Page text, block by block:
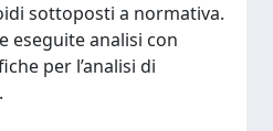
sottoposti a normativa.
eseguite analisi con
per l’analisi di